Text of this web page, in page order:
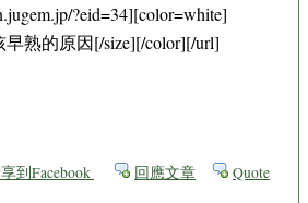
?eid=34][color=white]
熟的原因[/size][/color][/url]
到Facebook 回應文章 Quote